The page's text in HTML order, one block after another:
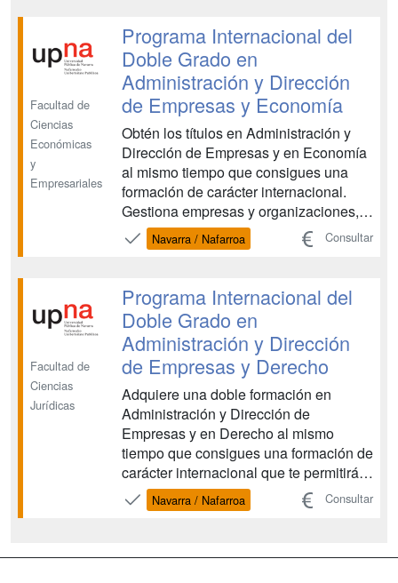
global cada vez más conectado, bien
sea integrándote en una o
emprendiendo ...
Facultad de
Ciencias
Económicas
y
Empresariales
Programa Internacional del
Doble Grado en
Administración y Dirección
de Empresas y Economía
Obtén los títulos en Administración y
Dirección de Empresas y en Economía
al mismo tiempo que consigues una
formación de carácter internacional.
Gestiona empresas y organizaciones,
mercados financieros, realiza análisis
de las políticas económicas y de las
respuesta a las necesidades de un
entorno social y económico ...
Navarra / Nafarroa Consultar
Facultad de
Ciencias
Jurídicas
Programa Internacional del
Doble Grado en
Administración y Dirección
de Empresas y Derecho
Adquiere una doble formación en
Administración y Dirección de
Empresas y en Derecho al mismo
tiempo que consigues una formación de
carácter internacional que te permitirá
acceder a profesiones muy
demandadas en el tejido empresarial,
Navarra / Nafarroa Consultar